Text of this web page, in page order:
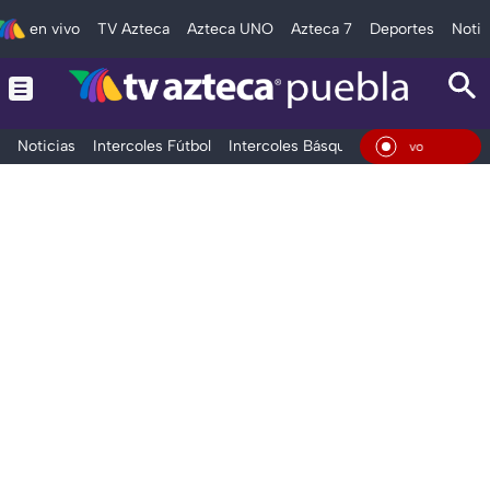
en vivo TV Azteca Azteca UNO Azteca 7 Deportes
Noticias Intercoles Fútbol Intercoles Básquetbol Deportes
En Vivo